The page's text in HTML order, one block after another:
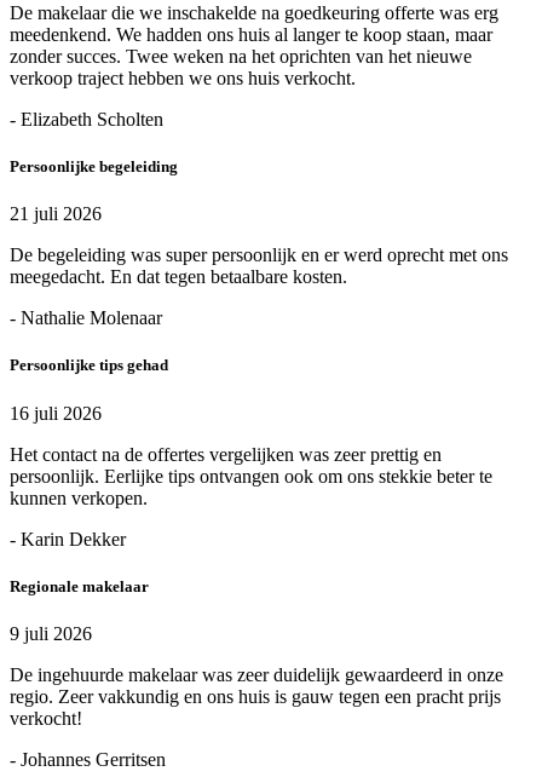
De makelaar die we inschakelde na goedkeuring offerte was erg
meedenkend. We hadden ons huis al langer te koop staan, maar
zonder succes. Twee weken na het oprichten van het nieuwe
verkoop traject hebben we ons huis verkocht.
- Elizabeth Scholten
Persoonlijke begeleiding
21 juli 2026
De begeleiding was super persoonlijk en er werd oprecht met ons
meegedacht. En dat tegen betaalbare kosten.
- Nathalie Molenaar
Persoonlijke tips gehad
16 juli 2026
Het contact na de offertes vergelijken was zeer prettig en
persoonlijk. Eerlijke tips ontvangen ook om ons stekkie beter te
kunnen verkopen.
- Karin Dekker
Regionale makelaar
9 juli 2026
De ingehuurde makelaar was zeer duidelijk gewaardeerd in onze
regio. Zeer vakkundig en ons huis is gauw tegen een pracht prijs
verkocht!
- Johannes Gerritsen